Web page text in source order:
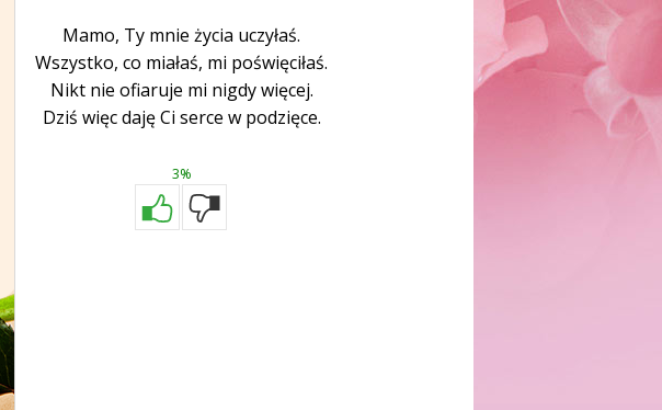
Mamo, Ty mnie życia uczyłaś.
Wszystko, co miałaś, mi poświęciłaś.
Nikt nie ofiaruje mi nigdy więcej.
Dziś więc daję Ci serce w podzięce.
3%